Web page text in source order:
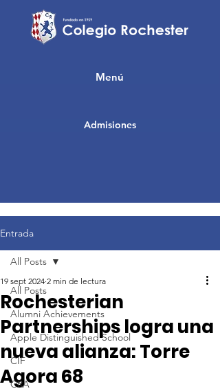
Admisiones
Menú
Entrada
All Posts
Alumni Achievements
Apple Distinguished School
CIF
CRA
All Posts
Rochesterian
Partnerships logra una
nueva alianza: Torre
Agora 68
19 sept 2024 2 min de lectura